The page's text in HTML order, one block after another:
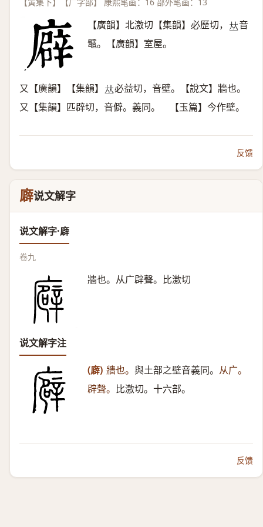
【廣韻】北激切【集韻】必歷切， 𠀤音
鼊。【廣韻】室屋。
又【廣韻】【集韻】 𠀤必益切，音壁。【說文】牆也。
又【集韻】匹辟切，音僻。義同。 【玉篇】今作壁。
反馈
廦说文解字
说文解字·廦
卷九
牆也。从广辟聲。比激切
说文解字注
(廦) 牆也。 與土部之壁音義同。 从广。
辟聲。 比激切。十六部。
反馈